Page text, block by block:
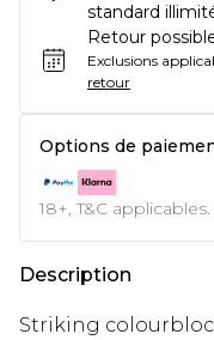
standard
Retour
Exclusions
retour
Options de
18+, T&C
Description
Striking